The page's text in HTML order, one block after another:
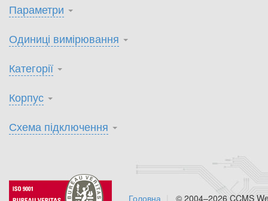
Параметри
Одиниці вимірювання
Категорії
Корпус
Схема підключення
© 2004–2026 CCMS
Головна